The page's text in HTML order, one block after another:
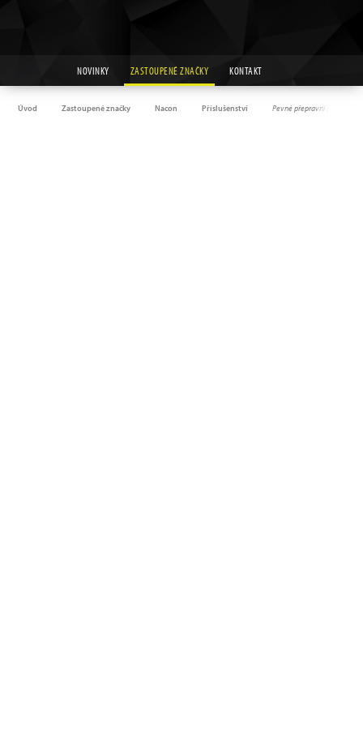
NOVINKY ZASTOUPENÉ ZNAČKY KONTAKT
Úvod Zastoupené značky Nacon Příslušenství Pevné přepravní pouzdro